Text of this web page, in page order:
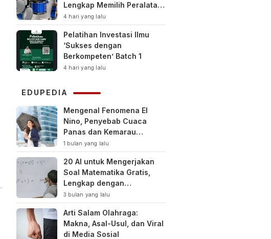
Lengkap Memilih Peralatan
Drumband Terbaik untuk
Sekolah, Instansi, dan
Komunitas
4 hari yang lalu
Pelatihan Investasi Ilmu
‘Sukses dengan
Berkompeten’ Batch 1
4 hari yang lalu
EDUPEDIA
Mengenal Fenomena El
Nino, Penyebab Cuaca
Panas dan Kemarau
Panjang
1 bulan yang lalu
20 AI untuk Mengerjakan
Soal Matematika Gratis,
Lengkap dengan
Pembahasan
3 bulan yang lalu
Arti Salam Olahraga:
Makna, Asal-Usul, dan Viral
di Media Sosial